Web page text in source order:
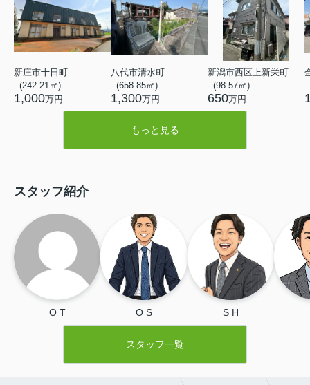
新庄市十日町
- (242.21㎡)
1,000万円
八代市清水町
- (658.85㎡)
1,300万円
- (98.57㎡)
650万円
-
もっと見る
スタッフ紹介
O T O S S H
スタッフ一覧